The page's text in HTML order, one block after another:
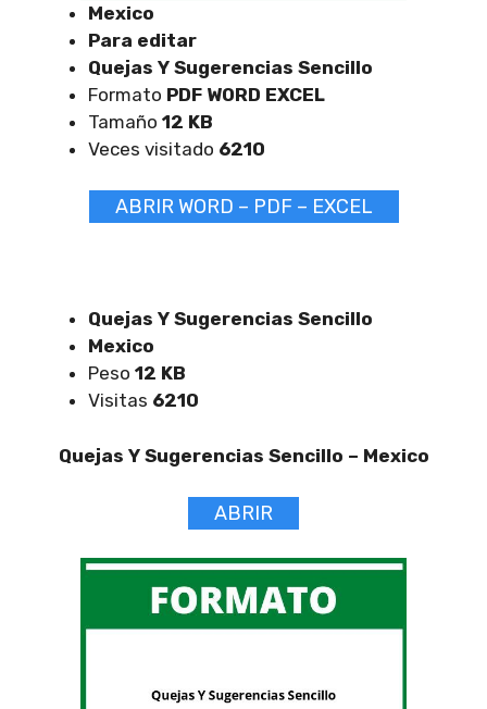
Mexico
Para editar
Quejas Y Sugerencias Sencillo
Formato PDF WORD EXCEL
Tamaño 12 KB
Veces visitado 6210
ABRIR WORD – PDF – EXCEL
Quejas Y Sugerencias Sencillo
Mexico
Peso 12 KB
Visitas 6210
Quejas Y Sugerencias Sencillo – Mexico
ABRIR